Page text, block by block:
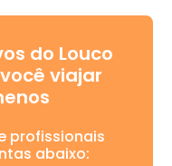
do Louco
viajar
profissionais
abaixo: